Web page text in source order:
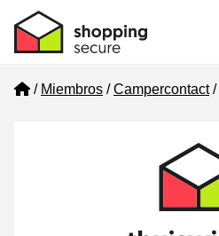
Home
Miembros Campercontact